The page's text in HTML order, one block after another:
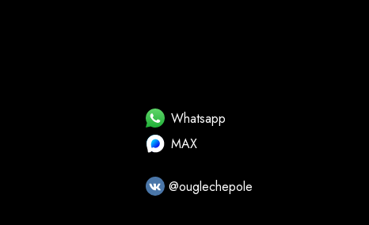
Whatsapp
MAX
@ouglechepole